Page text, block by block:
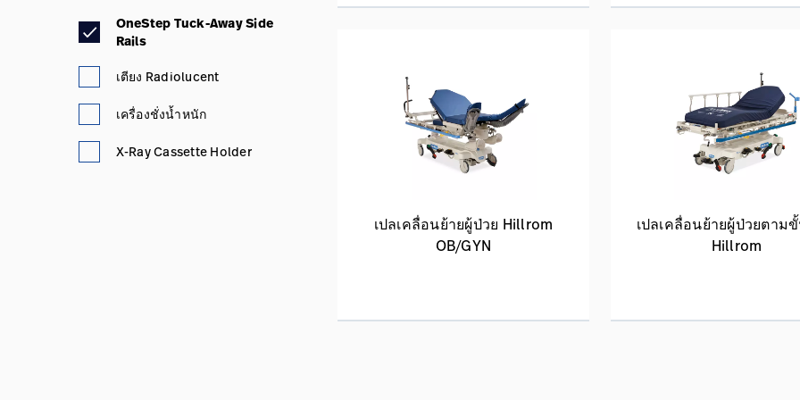
OneStep Tuck-Away Side
Rails
เตียง Radiolucent
เครื่องชั่งน้ำหนัก
X-Ray Cassette Holder
เปลเคลื่อนย้ายผู้ป่วย Hillrom
OB/GYN
เปลเคลื่อนย้ายผู้ป่วยตาม
Hillrom